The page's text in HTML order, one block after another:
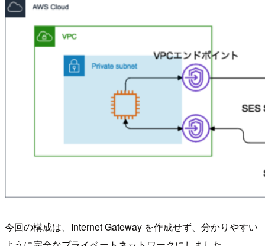
今回の構成は、Internet Gateway を作成せず、分かりやすい